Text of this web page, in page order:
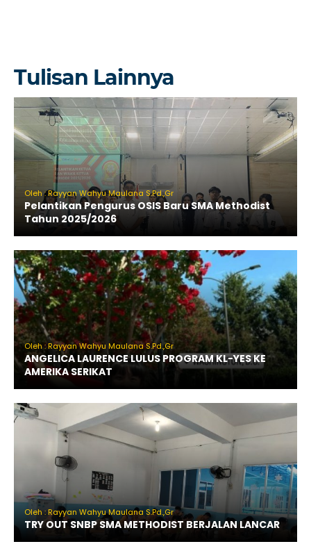
Tulisan Lainnya
Oleh : Rayyan Wahyu Maulana S.Pd.,Gr
Pelantikan Pengurus OSIS Baru SMA Methodist
Tahun 2025/2026
Oleh : Rayyan Wahyu Maulana S.Pd.,Gr
ANGELICA LAURENCE LULUS PROGRAM KL-YES KE
AMERIKA SERIKAT
Oleh : Rayyan Wahyu Maulana S.Pd.,Gr
TRY OUT SNBP SMA METHODIST BERJALAN LANCAR